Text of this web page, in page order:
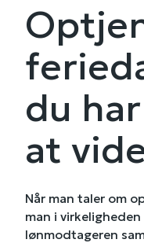
du
at
Når man taler om
man i
lønmodtageren